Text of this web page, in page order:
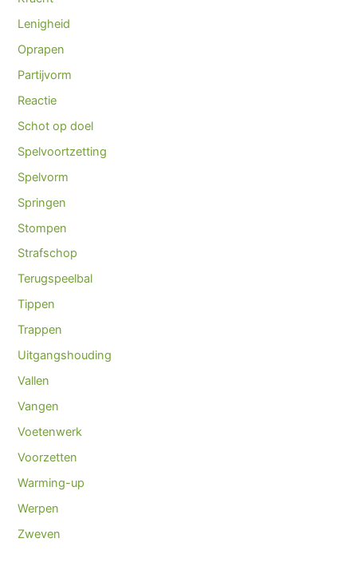
Lenigheid
Oprapen
Partijvorm
Reactie
Schot op doel
Spelvoortzetting
Spelvorm
Springen
Stompen
Strafschop
Terugspeelbal
Tippen
Trappen
Uitgangshouding
Vallen
Vangen
Voetenwerk
Voorzetten
Warming-up
Werpen
Zweven